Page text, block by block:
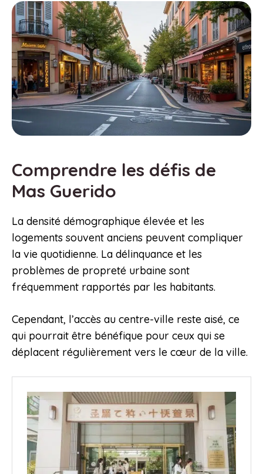
Comprendre les défis de
Mas Guerido
La densité démographique élevée et les
logements souvent anciens peuvent compliquer
la vie quotidienne. La délinquance et les
problèmes de propreté urbaine sont
fréquemment rapportés par les habitants.
Cependant, l’accès au centre-ville reste aisé, ce
qui pourrait être bénéfique pour ceux qui se
déplacent régulièrement vers le cœur de la ville.